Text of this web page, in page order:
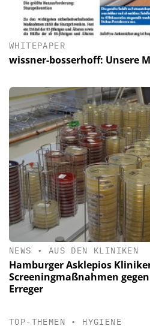
WHITEPAPER
wissner-bosserhoff: Unsere
NEWS • AUS DEN KLINIKEN
Hamburger Asklepios
Screeningmaßnahmen
Erreger
TOP-THEMEN • HYGIENE